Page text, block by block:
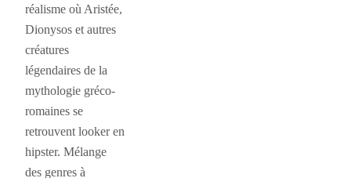
réalisme où Aristée,
Dionysos et autres
créatures
légendaires de la
mythologie gréco-
romaines se
retrouvent looker en
hipster. Mélange
des genres à